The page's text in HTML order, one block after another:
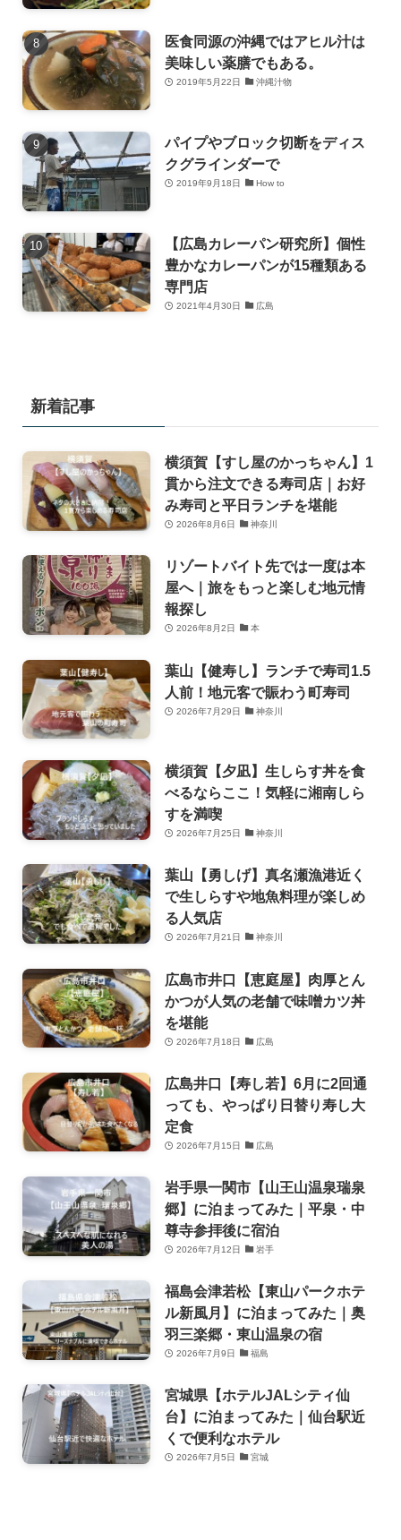
医食同源の沖縄ではアヒル汁は
美味しい薬膳でもある。
2019年5月22日 沖縄汁物
パイプやブロック切断をディス
クグラインダーで
2019年9月18日 How to
【広島カレーパン研究所】個性
豊かなカレーパンが15種類ある
専門店
2021年4月30日 広島
新着記事
横須賀【すし屋のかっちゃん】1
貫から注文できる寿司店｜お好
み寿司と平日ランチを堪能
2026年8月6日 神奈川
リゾートバイト先では一度は本
屋へ｜旅をもっと楽しむ地元情
報探し
2026年8月2日 本
葉山【健寿し】ランチで寿司1.5
人前！地元客で賑わう町寿司
2026年7月29日 神奈川
横須賀【夕凪】生しらす丼を食
べるならここ！気軽に湘南しら
すを満喫
2026年7月25日 神奈川
葉山【勇しげ】真名瀬漁港近く
で生しらすや地魚料理が楽しめ
る人気店
2026年7月21日 神奈川
広島市井口【恵庭屋】肉厚とん
かつが人気の老舗で味噌カツ丼
を堪能
2026年7月18日 広島
広島井口【寿し若】6月に2回通
っても、やっぱり日替り寿し大
定食
2026年7月15日 広島
岩手県一関市【山王山温泉瑞泉
郷】に泊まってみた｜平泉・中
尊寺参拝後に宿泊
2026年7月12日 岩手
福島会津若松【東山パークホテ
ル新風月】に泊まってみた｜奥
羽三楽郷・東山温泉の宿
2026年7月9日 福島
宮城県【ホテルJALシティ仙
台】に泊まってみた｜仙台駅近
くで便利なホテル
2026年7月5日 宮城